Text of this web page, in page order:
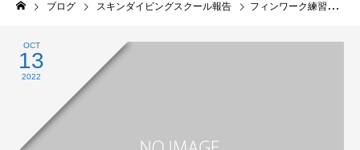
ブログ スキンダイビングスクール報告 フィンワーク練習会！
OCT
13
2022